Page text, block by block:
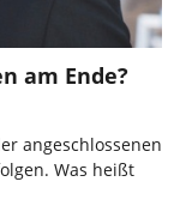
am Ende?
angeschlossenen
Was heißt